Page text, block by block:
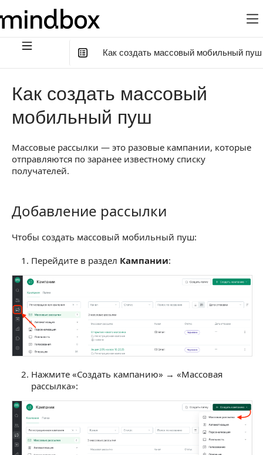
Как создать массовый мобильный пуш
Добавление рассылки
Имя рассылки
Мобильный пуш
Общие настройки
Получатели
После заполнения настроек
Готовность к отправке
Выбрать время отправки
АБ-тест и контрольная группа рассылки
Как создать массовый
мобильный пуш
Массовые рассылки — это разовые кампании, которые
отправляются по заранее известному списку
получателей.
Добавление рассылки
Добавление рассылки
Чтобы создать массовый мобильный пуш:
Перейдите в раздел Кампании:
Нажмите «Создать кампанию» → «Массовая
рассылка»: